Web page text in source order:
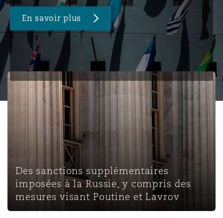
En savoir plus
Des sanctions supplémentaires imposées à la Russie, y
Des sanctions supplémentaires
imposées à la Russie, y compris des
mesures visant Poutine et Lavrov